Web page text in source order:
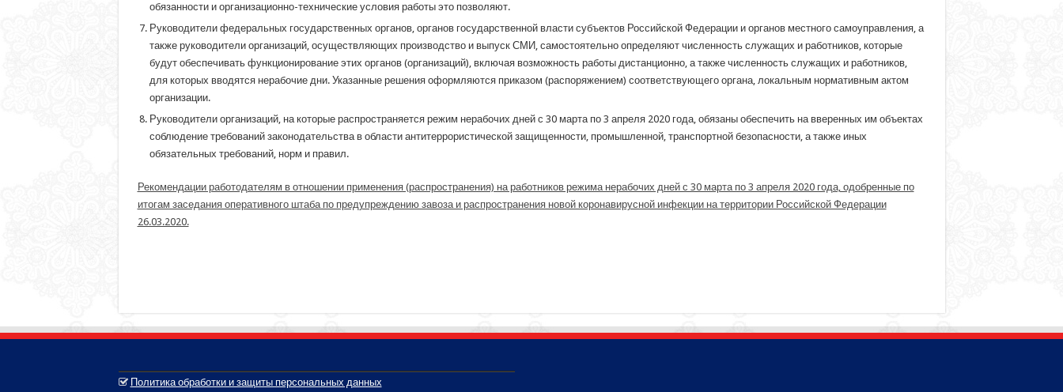
обязанности и организационно-технические условия работы это позволяют.
Руководители федеральных государственных органов, органов государственной власти субъектов Российской Федерации и органов местного самоуправления, а
также руководители организаций, осуществляющих производство и выпуск СМИ, самостоятельно определяют численность служащих и работников, которые
будут обеспечивать функционирование этих органов (организаций), включая возможность работы дистанционно, а также численность служащих и работников,
для которых вводятся нерабочие дни. Указанные решения оформляются приказом (распоряжением) соответствующего органа, локальным нормативным актом
организации.
Руководители организаций, на которые распространяется режим нерабочих дней с 30 марта по 3 апреля 2020 года, обязаны обеспечить на вверенных им объектах
соблюдение требований законодательства в области антитеррористической защищенности, промышленной, транспортной безопасности, а также иных
обязательных требований, норм и правил.
Рекомендации работодателям в отношении применения (распространения) на работников режима нерабочих дней с 30 марта по 3 апреля 2020 года, одобренные по
итогам заседания оперативного штаба по предупреждению завоза и распространения новой коронавирусной инфекции на территории Российской Федерации
26.03.2020.
Политика обработки и защиты персональных данных